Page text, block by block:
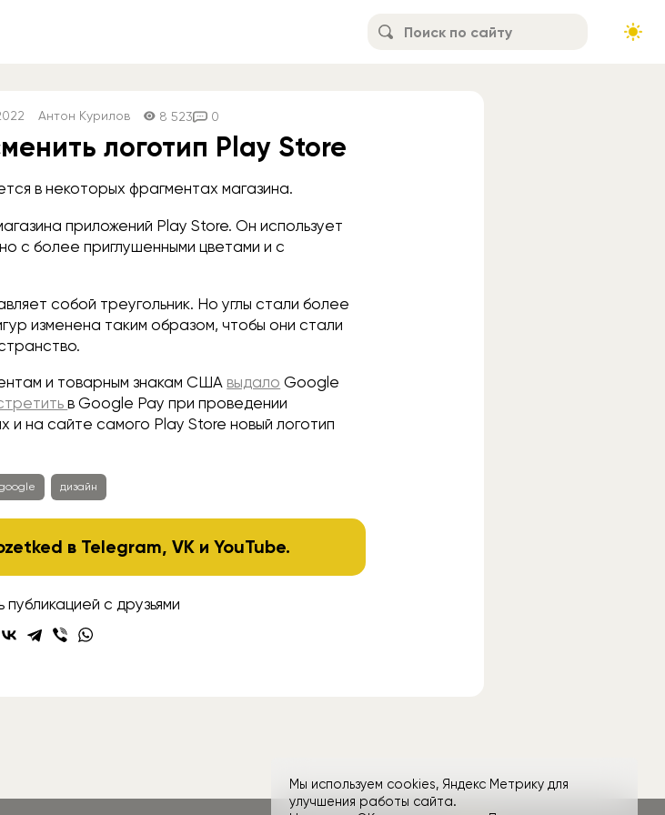
Антон Курилов 8 523 0
логотип Play Store
в некоторых фрагментах магазина.
приложений Play Store. Он использует
с более приглушенными цветами и с
собой треугольник. Но углы стали более
изменена таким образом, чтобы они стали
и товарным знакам США выдало Google
в Google Pay при проведении
и на сайте самого Play Store новый логотип
дизайн
в Telegram,VK иYouTube.
с друзьями
Мы используем cookies, Яндекс Метрику для
улучшения работы сайта.